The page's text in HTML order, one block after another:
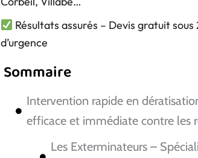
Résultats assurés – Devis gratuit
d’urgence
Sommaire
Intervention rapide en
efficace et immédiate contre les
Les Exterminateurs –